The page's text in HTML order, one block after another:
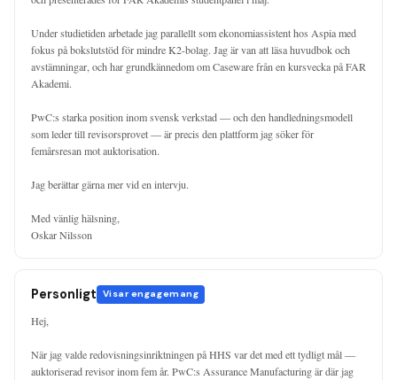
Under studietiden arbetade jag parallellt som ekonomiassistent hos Aspia med
fokus på bokslutstöd för mindre K2-bolag. Jag är van att läsa huvudbok och
avstämningar, och har grundkännedom om Caseware från en kursvecka på FAR
Akademi.
PwC:s starka position inom svensk verkstad — och den handledningsmodell
som leder till revisorsprovet — är precis den plattform jag söker för
femårsresan mot auktorisation.
Jag berättar gärna mer vid en intervju.
Med vänlig hälsning,
Oskar Nilsson
Personligt Visar engagemang
Hej,
När jag valde redovisningsinriktningen på HHS var det med ett tydligt mål —
auktoriserad revisor inom fem år. PwC:s Assurance Manufacturing är där jag